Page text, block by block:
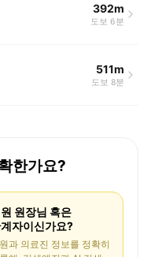
392m
도보 6분
511m
도보 8분
한가요?
원장님 혹은
자이신가요?
과 의료진 정보를 정확히